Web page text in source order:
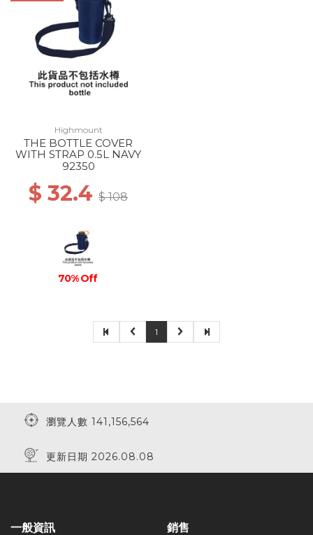
Highmount
THE BOTTLE COVER
WITH STRAP 0.5L NAVY
92350
$ 32.4 $ 108
70% Off
1
瀏覽人數 141,156,564
更新日期 2026.08.08
一般資訊 銷售